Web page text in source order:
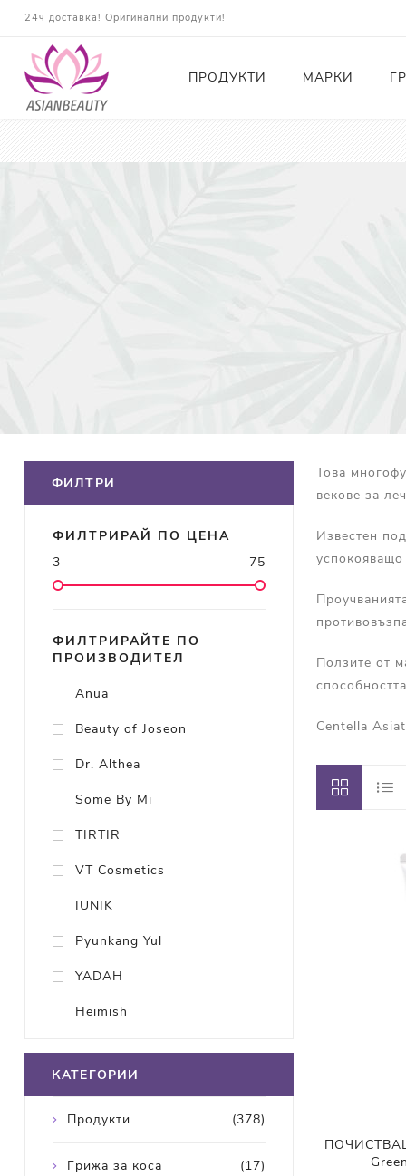
24ч доставка! Оригинални продукти!
ПРОДУКТИ МАРКИ
Това
векове за
Известен
Ползите от
Centella
ФИЛТРИ
ФИЛТРИРАЙ ПО ЦЕНА
3
75
ФИЛТРИРАЙТЕ ПО
ПРОИЗВОДИТЕЛ
Anua
Beauty of Joseon
Dr. Althea
Some By Mi
TIRTIR
VT Cosmetics
IUNIK
Pyunkang Yul
YADAH
Heimish
КАТЕГОРИИ
(378)
Продукти
(17)
Грижа за коса